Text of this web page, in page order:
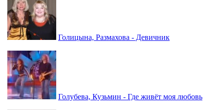
Голицына, Размахова - Девичник
Голубева, Кузьмин - Где живёт моя любовь